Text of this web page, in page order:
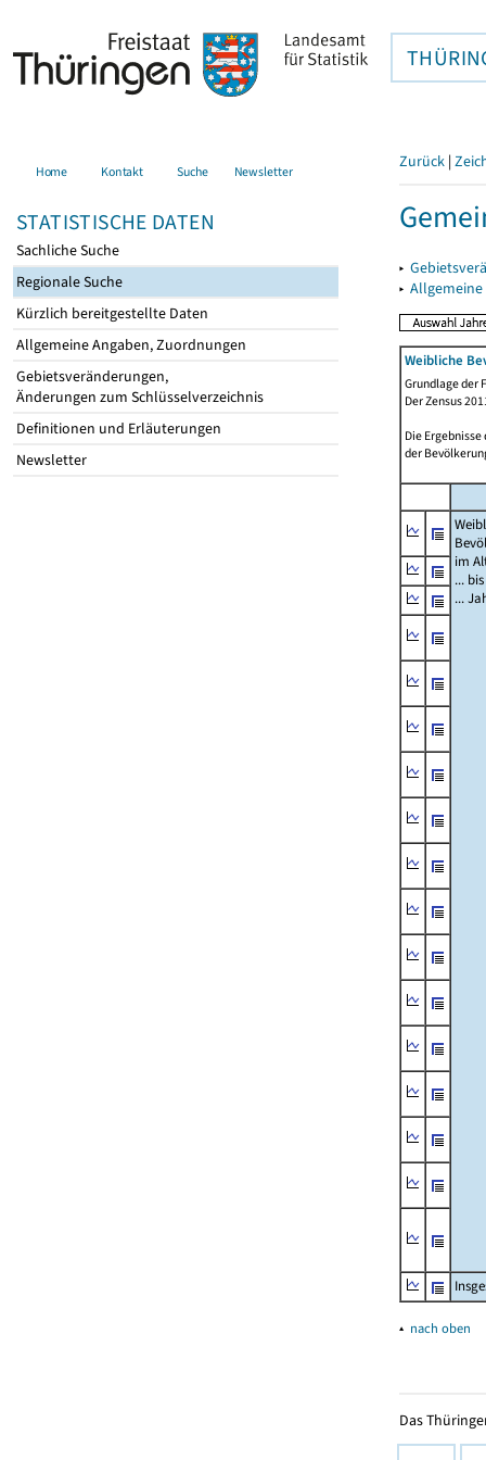
Home Kontakt Suche Newsletter
STATISTISCHE DATEN
Sachliche Suche
Regionale Suche
Kürzlich bereitgestellte Daten
Allgemeine Angaben, Zuordnungen
Gebietsveränderungen,
Änderungen zum Schlüsselverzeichnis
Definitionen und Erläuterungen
Newsletter
Zurück |
▸
▸
Weibliche
Grundlage der
Der Zensus
Die
der
im
...
...
▴ nach oben
Das